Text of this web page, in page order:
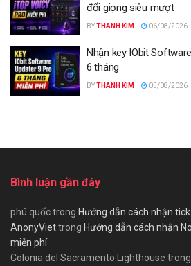
đổi giọng siêu mượt
BYTHANH KIM 06/08/2026
Nhận key IObit
6 tháng
BYTHANH KIM 05/08/2026
Bình luận gần đây
phú quốctrong Hướng dẫn cách nhận
AnonyViettrong Hướng dẫn cách nhận
miễn phí
Colonia del Sacramento Lighthouse trong